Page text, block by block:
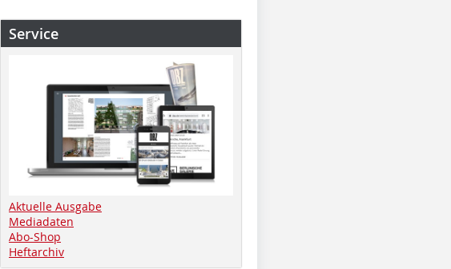
Service
Aktuelle Ausgabe
Mediadaten
Abo-Shop
Heftarchiv